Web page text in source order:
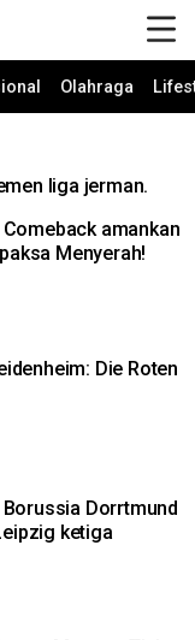
Olahraga
liga jerman.
amankan
Menyerah!
Die Roten
Dorrtmund
ketiga